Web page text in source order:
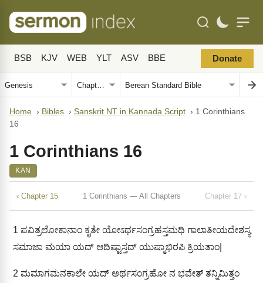
BSB KJV WEB YLT ASV BBE Donate
Home › Bibles › Sanskrit NT in Kannada Script › 1 Corinthians
16
1 Corinthians 16
KAN
‹ Chapter 15 1 Corinthians — All Chapters Chapter 17 ›
1 ಪವಿತ್ರಲೋಕಾನಾಂ ಕೃತೇ ಯೋಽರ್ಥಸಂಗ್ರಹಸ್ತಮಧಿ ಗಾಲಾತೀಯದೇಶಸ್ಯ
ಸಮಾಜಾ ಮಯಾ ಯದ್ ಆದಿಷ್ಟಾಸ್ತದ್ ಯುಷ್ಮಾಭಿರಪಿ ಕ್ರಿಯತಾಂ|
2 ಮಮಾಗಮನಕಾಲೇ ಯದ್ ಅರ್ಥಸಂಗ್ರಹೋ ನ ಭವೇತ್ ತನ್ನಿಮಿತ್ತಂ